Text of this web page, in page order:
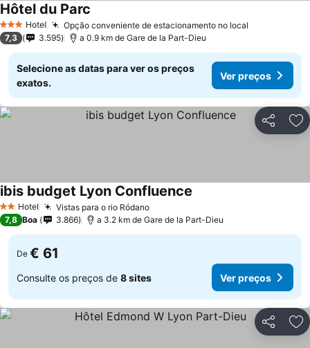
3 EstrelasHotel Opção conveniente de estacionamento no local
Hôtel du Parc
7,3 3.595 a 0.9 km de Gare de la Part-Dieu
Selecione as datas para ver os preços
exatos.
Ver preços
Partilhar
2 Estrelas
Hotel Vistas para o rio Ródano
ibis budget Lyon Confluence
7,8 Boa 3.866 a 3.2 km de Gare de la Part-Dieu
De € 61
Consulte os preços de 8 sites Ver preços
Partilhar